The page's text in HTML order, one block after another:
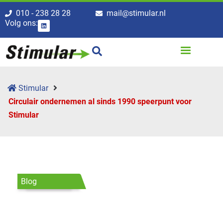
010 - 238 28 28
mail@stimular.nl
Volg ons:
Stimular
Circulair ondernemen al sinds 1990 speerpunt voor
Stimular
Blog